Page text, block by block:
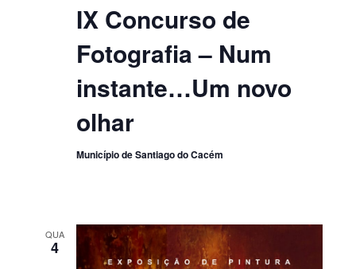
IX Concurso de
Fotografia – Num
instante…Um novo
olhar
Município de Santiago do Cacém
QUA
4